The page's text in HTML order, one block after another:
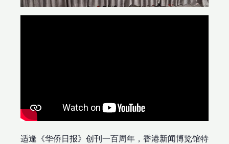
适逢《华侨日报》创刊一百周年，香港新闻博览馆特